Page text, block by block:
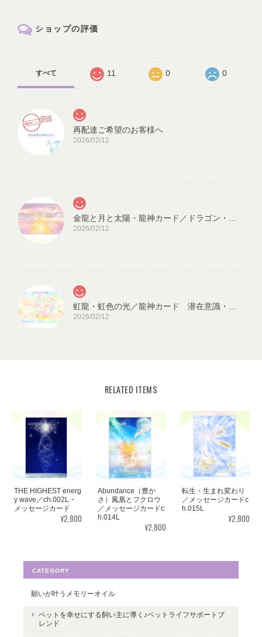
ショップの評価
すべて 11 0 0
再配達ご希望のお客様へ
2026/02/12
2026/02/12
2026/02/12
見ていると心が穏やかになります。毎日、眺めたいと思います。
ありがとうございました✨ また機会があれば、宜しくお願い致し
ます。
この度はご購入いただき、誠にありがと
うございました。気に入っていただけた
ようで嬉しいです。とても励みになりま
RELATED ITEMS
THE HIGHEST energ
y wave／ch.002L・
メッセージカード
¥2,800
Abundance（豊か
さ）鳳凰とフクロウ
／メッセージカードc
h.014L
¥2,800
転生・生まれ変わり
／メッセージカードc
h.015L
¥2,800
CATEGORY
願いが叶うメモリーオイル
ペットを幸せにする飼い主に導く♪ペットライフサポートブ
レンド